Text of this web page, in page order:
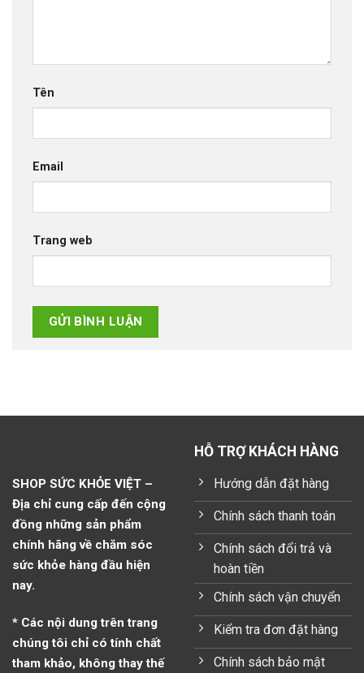
Tên
Email
Trang web
SHOP SỨC KHỎE VIỆT –
Địa chỉ cung cấp đến cộng
đồng những sản phẩm
chính hãng về chăm sóc
sức khỏe hàng đầu hiện
nay.
* Các nội dung trên trang
chúng tôi chỉ có tính chất
tham khảo, không thay thế
HỖ TRỢ KHÁCH HÀNG
Hướng dẫn đặt hàng
Chính sách thanh toán
Chính sách đổi trả và
hoàn tiền
Chính sách vận chuyển
Kiểm tra đơn đặt hàng
Chính sách bảo mật